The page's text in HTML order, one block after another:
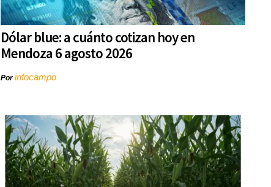
Dólar blue: a cuánto cotizan hoy en
Mendoza 6 agosto 2026
Porinfocampo